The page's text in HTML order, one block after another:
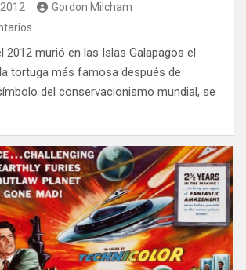
Gordon Milcham
2012 murió en las Islas Galapagos el
tortuga más famosa después de
del conservacionismo mundial, se